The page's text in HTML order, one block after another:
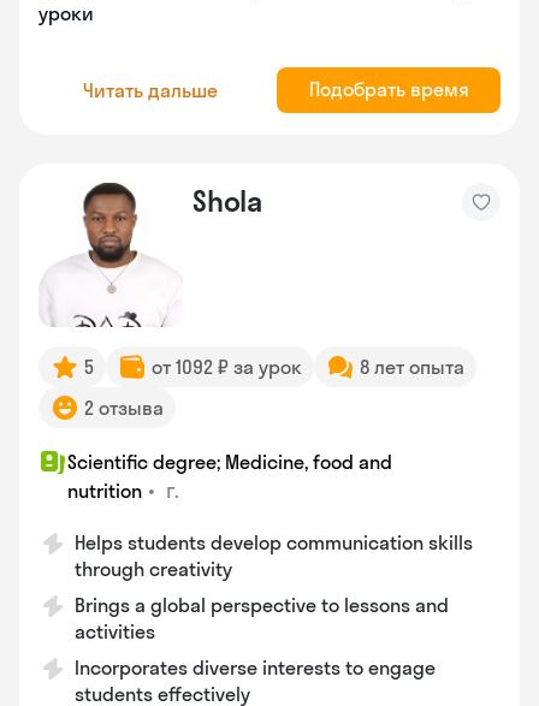
уроки
Читать дальше Подобрать время
Shola
5 от 1092 ₽ за урок
8 лет опыта
2 отзыва
Scientific degree; Medicine, food and
nutrition • г.
Helps students develop communication skills
through creativity
Brings a global perspective to lessons and
activities
Incorporates diverse interests to engage
students effectively